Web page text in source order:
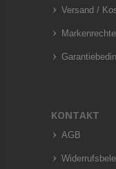
Versand /
Markenrechte
KONTAKT
AGB